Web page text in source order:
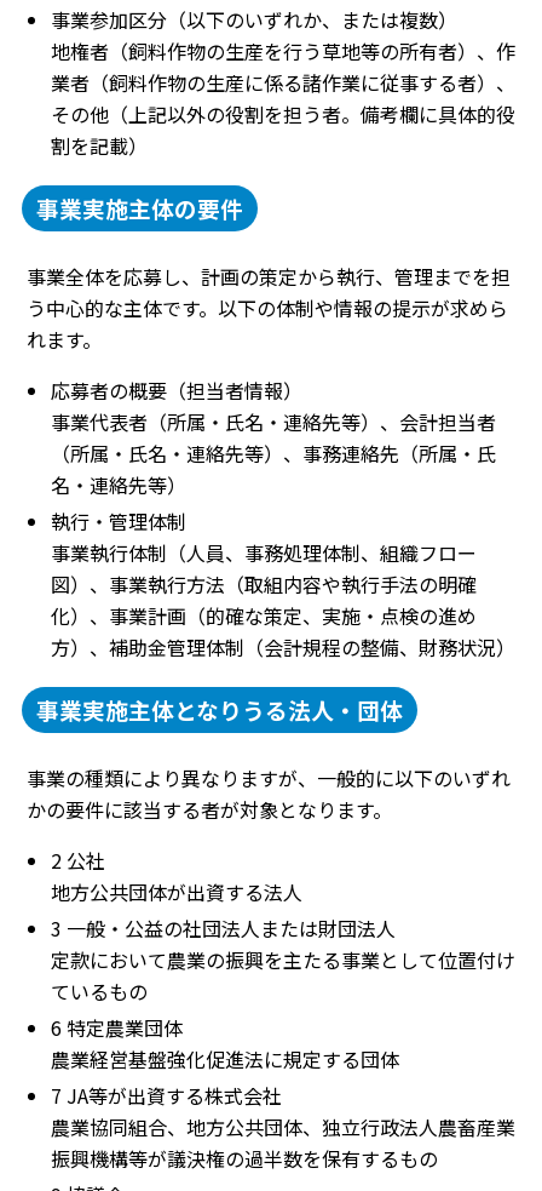
事業参加区分（以下のいずれか、または複数）
地権者（飼料作物の生産を行う草地等の所有者）、作
業者（飼料作物の生産に係る諸作業に従事する者）、
その他（上記以外の役割を担う者。備考欄に具体的役
割を記載）
事業実施主体の要件
事業全体を応募し、計画の策定から執行、管理までを担
う中心的な主体です。以下の体制や情報の提示が求めら
れます。
応募者の概要（担当者情報）
事業代表者（所属・氏名・連絡先等）、会計担当者
（所属・氏名・連絡先等）、事務連絡先（所属・氏
名・連絡先等）
執行・管理体制
事業執行体制（人員、事務処理体制、組織フロー
図）、事業執行方法（取組内容や執行手法の明確
化）、事業計画（的確な策定、実施・点検の進め
方）、補助金管理体制（会計規程の整備、財務状況）
事業実施主体となりうる法人・団体
事業の種類により異なりますが、一般的に以下のいずれ
かの要件に該当する者が対象となります。
2 公社
地方公共団体が出資する法人
3 一般・公益の社団法人または財団法人
定款において農業の振興を主たる事業として位置付け
ているもの
6 特定農業団体
農業経営基盤強化促進法に規定する団体
7 JA等が出資する株式会社
農業協同組合、地方公共団体、独立行政法人農畜産業
振興機構等が議決権の過半数を保有するもの